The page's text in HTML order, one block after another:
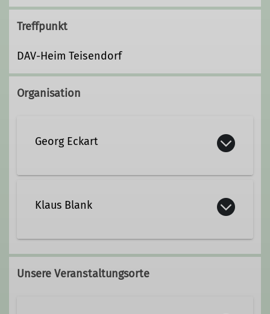
Treffpunkt
DAV-Heim Teisendorf
Organisation
Georg Eckart
Klaus Blank
08666-6229
Unsere Veranstaltungsorte